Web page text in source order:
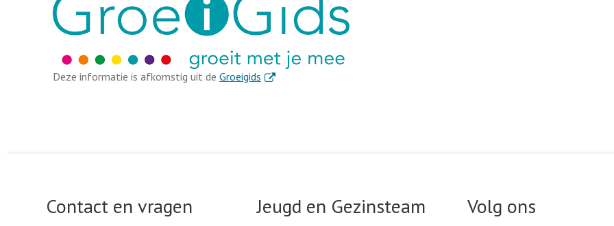
Deze informatie is afkomstig uit de Groeigids . Externe link
Contact en vragen Jeugd en Gezinsteam Volg ons